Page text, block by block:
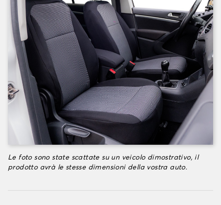
Le foto sono state scattate su un veicolo dimostrativo, il
prodotto avrà le stesse dimensioni della vostra auto.